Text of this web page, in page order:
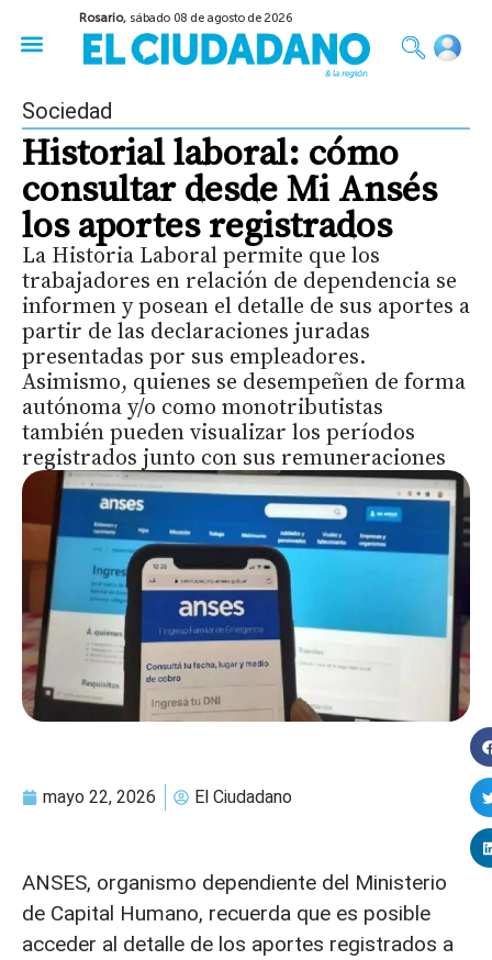
Rosario, sábado 08 de agosto de 2026
Sociedad
Historial laboral: cómo
consultar desde Mi Ansés
los aportes registrados
La Historia Laboral permite que los
trabajadores en relación de dependencia se
informen y posean el detalle de sus aportes a
partir de las declaraciones juradas
presentadas por sus empleadores.
Asimismo, quienes se desempeñen de forma
autónoma y/o como monotributistas
también pueden visualizar los períodos
registrados junto con sus remuneraciones
mayo 22, 2026 El Ciudadano
ANSES, organismo dependiente del Ministerio
de Capital Humano, recuerda que es posible
acceder al detalle de los aportes registrados a